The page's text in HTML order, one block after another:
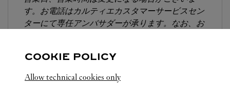
す。お電話はカルティエカスタマーサービスセン
ターにて専任アンバサダーが承ります。なお、お
COOKIE POLICY
Allow technical cookies only